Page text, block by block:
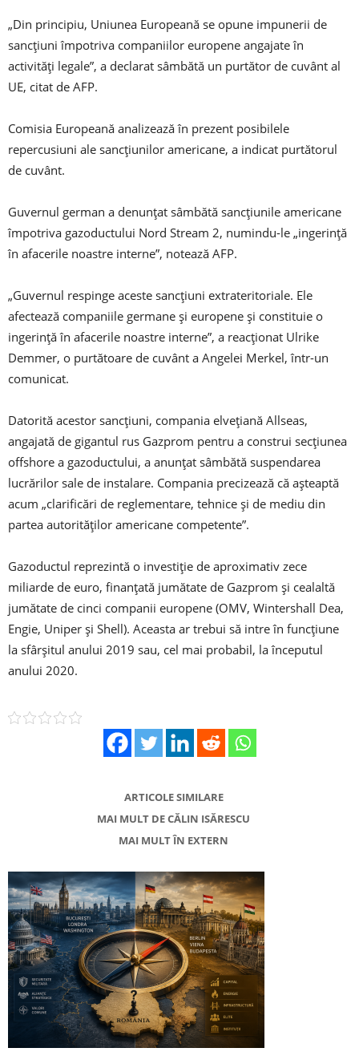
„Din principiu, Uniunea Europeană se opune impunerii de
sancţiuni împotriva companiilor europene angajate în
activităţi legale”, a declarat sâmbătă un purtător de cuvânt al
UE, citat de AFP.
Comisia Europeană analizează în prezent posibilele
repercusiuni ale sancţiunilor americane, a indicat purtătorul
de cuvânt.
Guvernul german a denunţat sâmbătă sancţiunile americane
împotriva gazoductului Nord Stream 2, numindu-le „ingerinţă
în afacerile noastre interne”, notează AFP.
„Guvernul respinge aceste sancţiuni extrateritoriale. Ele
afectează companiile germane şi europene şi constituie o
ingerinţă în afacerile noastre interne”, a reacţionat Ulrike
Demmer, o purtătoare de cuvânt a Angelei Merkel, într-un
comunicat.
Datorită acestor sancţiuni, compania elveţiană Allseas,
angajată de gigantul rus Gazprom pentru a construi secţiunea
offshore a gazoductului, a anunţat sâmbătă suspendarea
lucrărilor sale de instalare. Compania precizează că aşteaptă
acum „clarificări de reglementare, tehnice şi de mediu din
partea autorităţilor americane competente”.
Gazoductul reprezintă o investiţie de aproximativ zece
miliarde de euro, finanţată jumătate de Gazprom şi cealaltă
jumătate de cinci companii europene (OMV, Wintershall Dea,
Engie, Uniper şi Shell). Aceasta ar trebui să intre în funcțiune
la sfârşitul anului 2019 sau, cel mai probabil, la începutul
anului 2020.
ARTICOLE SIMILARE
MAI MULT DE CĂLIN ISĂRESCU
MAI MULT ÎN EXTERN